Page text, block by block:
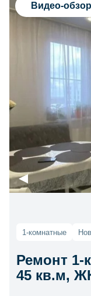
Видео-обзор
1-комнатные
Ремонт 1-
45 кв.м,